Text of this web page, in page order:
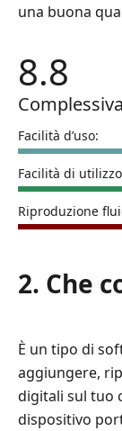
una buona
8.8
Facilità d’uso:
Facilità di
Riproduzione
2. Che
È un tipo di
aggiungere,
digitali sul tuo
dispositivo